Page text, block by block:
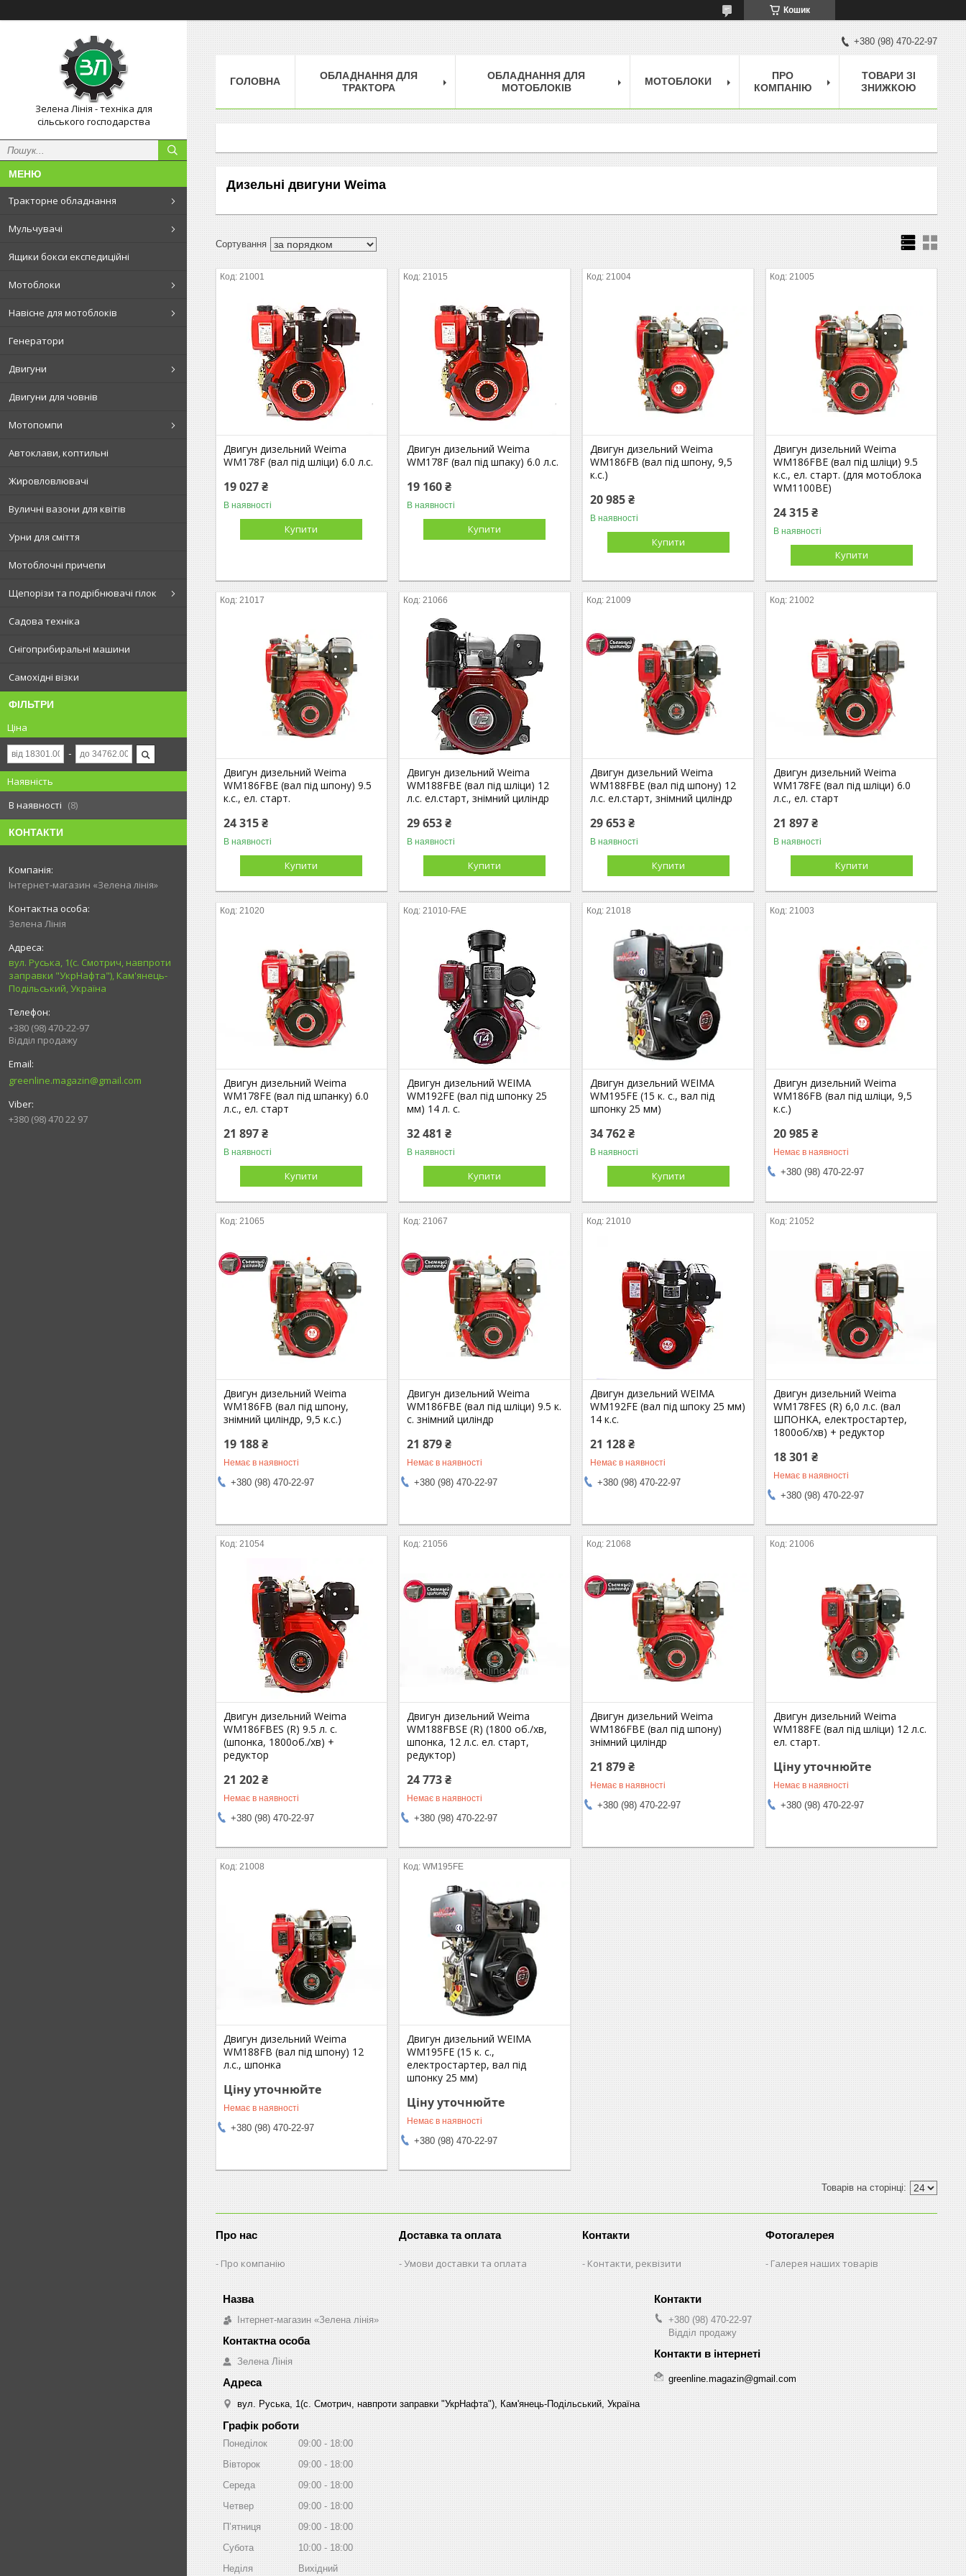
Кошик
Зелена Лінія - техніка для
сільського господарства
Тракторне обладнання
Мульчувачі
Ящики бокси експедиційні
Мотоблоки
Навісне для мотоблоків
Генератори
Двигуни
Двигуни для човнів
Мотопомпи
Автоклави, коптильні
Жировловлювачі
Вуличні вазони для квітів
Урни для сміття
Мотоблочні причепи
Щепорізи та подрібнювачі гілок
Садова техніка
Снігоприбиральні машини
Самохідні візки
ФІЛЬТРИ
Ціна
Наявність
В наявності
8
КОНТАКТИ
Інтернет-магазин «Зелена лінія»
Зелена Лінія
вул. Руська, 1(с. Смотрич, навпроти
заправки "УкрНафта"), Кам'янець-
Подільський, Україна
+380 (98) 470-22-97
Відділ продажу
greenline.magazin@gmail.com
+380 (98) 470 22 97
+380 (98) 470-22-97
ГОЛОВНА
ОБЛАДНАННЯ ДЛЯ
ТРАКТОРА
ОБЛАДНАННЯ ДЛЯ
МОТОБЛОКІВ
МОТОБЛОКИ
ПРО
КОМПАНІЮ
ТОВАРИ ЗІ
ЗНИЖКОЮ
Дизельні двигуни Weima
21001
Двигун дизельний Weima
WM178F (вал під шліци) 6.0 л.с.
19 027 ₴
В наявності
Купити
21015
Двигун дизельний Weima
WM178F (вал під шпаку) 6.0 л.с.
19 160 ₴
В наявності
Купити
21004
Двигун дизельний Weima
WM186FB (вал під шпону, 9,5
к.с.)
20 985 ₴
В наявності
Купити
21005
Двигун дизельний Weima
WM186FBE (вал під шліци) 9.5
к.с., ел. старт. (для мотоблока
WM1100ВЕ)
24 315 ₴
В наявності
Купити
21017
Двигун дизельний Weima
WM186FBE (вал під шпону) 9.5
к.с., ел. старт.
24 315 ₴
В наявності
Купити
21066
Двигун дизельний Weima
WM188FBE (вал під шліци) 12
л.с. ел.старт, знімний циліндр
29 653 ₴
В наявності
Купити
21009
Двигун дизельний Weima
WM188FBE (вал під шпону) 12
л.с. ел.старт, знімний циліндр
29 653 ₴
В наявності
Купити
21002
Двигун дизельний Weima
WM178FЕ (вал під шліци) 6.0
л.с., ел. старт
21 897 ₴
В наявності
Купити
21020
Двигун дизельний Weima
WM178FЕ (вал під шпанку) 6.0
л.с., ел. старт
21 897 ₴
В наявності
Купити
21010-FAE
Двигун дизельний WEIMA
WM192FЕ (вал під шпонку 25
мм) 14 л. с.
32 481 ₴
В наявності
Купити
21018
Двигун дизельний WEIMA
WM195FE (15 к. с., вал під
шпонку 25 мм)
34 762 ₴
В наявності
Купити
21003
Двигун дизельний Weima
WM186FB (вал під шліци, 9,5
к.с.)
20 985 ₴
Немає в наявності
+380 (98) 470-22-97
21065
Двигун дизельний Weima
WM186FB (вал під шпону,
знімний циліндр, 9,5 к.с.)
19 188 ₴
Немає в наявності
+380 (98) 470-22-97
21067
Двигун дизельний Weima
WM186FBE (вал під шліци) 9.5 к.
с. знімний циліндр
21 879 ₴
Немає в наявності
+380 (98) 470-22-97
21010
Двигун дизельний WEIMA
WM192FЕ (вал під шпоку 25 мм)
14 к.с.
21 128 ₴
Немає в наявності
+380 (98) 470-22-97
21052
Двигун дизельний Weima
WM178FES (R) 6,0 л.с. (вал
ШПОНКА, електростартер,
1800об/хв) + редуктор
18 301 ₴
Немає в наявності
+380 (98) 470-22-97
21054
Двигун дизельний Weima
WM186FBES (R) 9.5 л. с.
(шпонка, 1800об./хв) +
редуктор
21 202 ₴
Немає в наявності
+380 (98) 470-22-97
21056
Двигун дизельний Weima
WM188FBSE (R) (1800 об./хв,
шпонка, 12 л.с. ел. старт,
редуктор)
24 773 ₴
Немає в наявності
+380 (98) 470-22-97
21068
Двигун дизельний Weima
WM186FBE (вал під шпону)
знімний циліндр
21 879 ₴
Немає в наявності
+380 (98) 470-22-97
21006
Двигун дизельний Weima
WM188FE (вал під шліци) 12 л.с.
ел. старт.
Ціну уточнюйте
Немає в наявності
+380 (98) 470-22-97
21008
Двигун дизельний Weima
WM188FB (вал під шпону) 12
л.с., шпонка
Ціну уточнюйте
Немає в наявності
+380 (98) 470-22-97
WM195FE
Двигун дизельний WEIMA
WM195FE (15 к. с.,
електростартер, вал під
шпонку 25 мм)
Ціну уточнюйте
Немає в наявності
+380 (98) 470-22-97
Про нас
Про компанію
Доставка та оплата
Умови доставки та оплата
Контакти
Контакти, реквізити
Фотогалерея
Галерея наших товарів
Інтернет-магазин «Зелена лінія»
Зелена Лінія
вул. Руська, 1(с. Смотрич, навпроти заправки "УкрНафта"), Кам'янець-Подільський, Україна
+380 (98) 470-22-97
Відділ продажу
greenline.magazin@gmail.com
Графік роботи
Понеділок 09:00
18:00
Вівторок
09:00
18:00
Середа
09:00
18:00
Четвер
09:00
18:00
Пʼятниця
09:00
18:00
Субота
10:00
18:00
Неділя
Вихідний